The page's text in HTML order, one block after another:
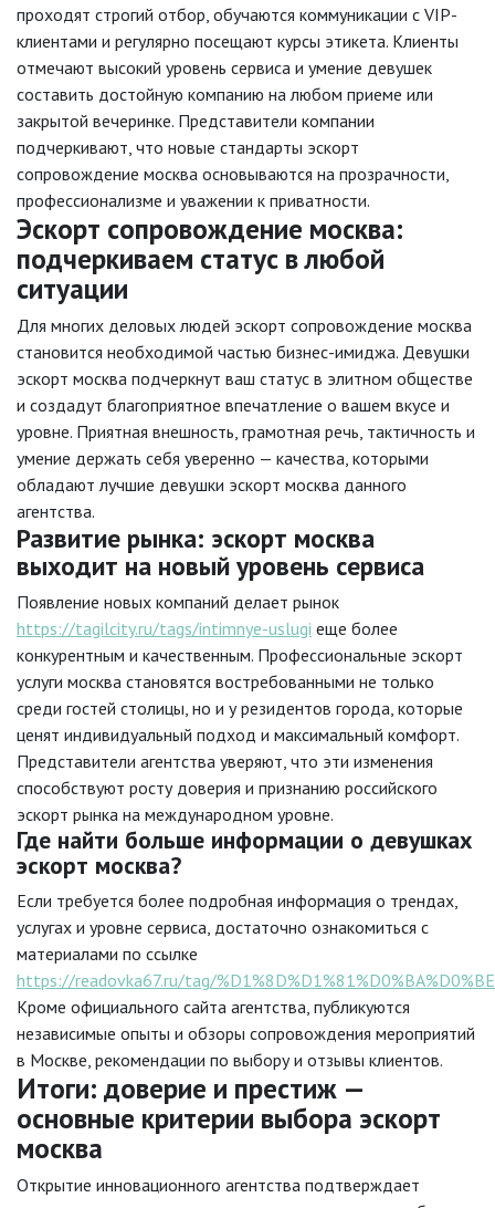
проходят строгий отбор, обучаются коммуникации с VIP-
клиентами и регулярно посещают курсы этикета. Клиенты
отмечают высокий уровень сервиса и умение девушек
составить достойную компанию на любом приеме или
закрытой вечеринке. Представители компании
подчеркивают, что новые стандарты эскорт
сопровождение москва основываются на прозрачности,
профессионализме и уважении к приватности.
Эскорт сопровождение москва:
подчеркиваем статус в любой
ситуации
Для многих деловых людей эскорт сопровождение москва
становится необходимой частью бизнес-имиджа. Девушки
эскорт москва подчеркнут ваш статус в элитном обществе
и создадут благоприятное впечатление о вашем вкусе и
уровне. Приятная внешность, грамотная речь, тактичность и
умение держать себя уверенно — качества, которыми
обладают лучшие девушки эскорт москва данного
агентства.
Развитие рынка: эскорт москва
выходит на новый уровень сервиса
Появление новых компаний делает рынок
https://tagilcity.ru/tags/intimnye-uslugi еще более
конкурентным и качественным. Профессиональные эскорт
услуги москва становятся востребованными не только
среди гостей столицы, но и у резидентов города, которые
ценят индивидуальный подход и максимальный комфорт.
Представители агентства уверяют, что эти изменения
способствуют росту доверия и признанию российского
эскорт рынка на международном уровне.
Где найти больше информации о девушках
эскорт москва?
Если требуется более подробная информация о трендах,
услугах и уровне сервиса, достаточно ознакомиться с
материалами по ссылке
https://readovka67.ru/tag/
Кроме официального сайта агентства, публикуются
независимые опыты и обзоры сопровождения мероприятий
в Москве, рекомендации по выбору и отзывы клиентов.
Итоги: доверие и престиж —
основные критерии выбора эскорт
москва
Открытие инновационного агентства подтверждает